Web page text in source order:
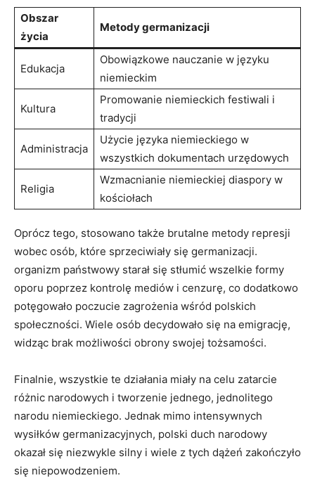
Obszar
życia
Metody germanizacji
Edukacja
Obowiązkowe nauczanie w języku
niemieckim
Kultura
Promowanie niemieckich festiwali i
tradycji
Administracja
Użycie języka niemieckiego w
wszystkich dokumentach urzędowych
Religia
Wzmacnianie niemieckiej diaspory w
kościołach
Oprócz tego, stosowano ⁣także brutalne metody represji
wobec osób, które sprzeciwiały się germanizacji.
organizm państwowy starał się stłumić ⁢wszelkie formy
oporu poprzez kontrolę mediów i cenzurę, co dodatkowo
potęgowało poczucie zagrożenia wśród polskich
społeczności.‍ Wiele ⁤osób ‌decydowało się⁣ na emigrację,
widząc brak możliwości obrony swojej tożsamości.
Finalnie,⁤ wszystkie te działania miały na celu zatarcie
różnic ⁤narodowych i tworzenie jednego, jednolitego
narodu niemieckiego. Jednak mimo intensywnych
wysiłków germanizacyjnych, polski duch narodowy
okazał się niezwykle silny i wiele z ⁣tych‍ dążeń ‍zakończyło‍
się niepowodzeniem.